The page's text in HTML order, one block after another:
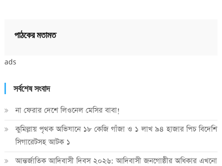
পাঠকের মতামত
ads
সর্বশেষ সংবাদ
না ফেরার দেশে লিওনেল মেসির বাবা!
কুমিল্লায় পৃথক অভিযানে ১৮ কেজি গাঁজা ও ১ লাখ ৯৪ হাজার পিচ বিদেশি
সিগারেটসহ আটক ১
আন্তর্জাতিক আদিবাসী দিবস ২০২৬: আদিবাসী জনগোষ্ঠীর অধিকার এখনো